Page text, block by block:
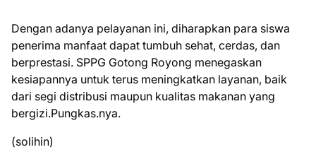
Dengan adanya pelayanan ini, diharapkan para siswa
penerima manfaat dapat tumbuh sehat, cerdas, dan
berprestasi. SPPG Gotong Royong menegaskan
kesiapannya untuk terus meningkatkan layanan, baik
dari segi distribusi maupun kualitas makanan yang
bergizi.Pungkas.nya.
(solihin)